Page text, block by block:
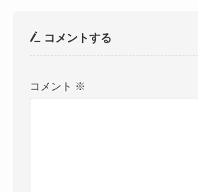
コメントする
コメント ※